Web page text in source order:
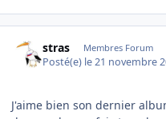
stras Membres Forum
Posté(e) le 21 novembre
J'aime bien son dernier